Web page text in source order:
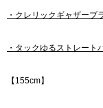
・クレリックギャザーブ
・タックゆるストレート
【155cm】